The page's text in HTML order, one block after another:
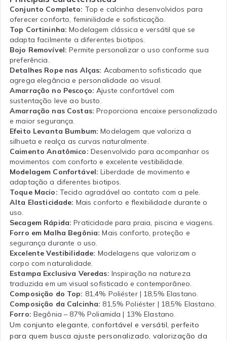
Conjunto Completo: Top e calcinha desenvolvidos para
oferecer conforto, feminilidade e sofisticação.
Top Cortininha: Modelagem clássica e versátil que se
adapta facilmente a diferentes biotipos.
Bojo Removível: Permite personalizar o uso conforme sua
preferência.
Detalhes Rope nas Alças: Acabamento sofisticado que
agrega elegância e personalidade ao visual.
Amarração no Pescoço: Ajuste confortável com
sustentação leve ao busto.
Amarração nas Costas: Proporciona encaixe personalizado
e maior segurança.
Efeito Levanta Bumbum: Modelagem que valoriza a
silhueta e realça as curvas naturalmente.
Caimento Anatômico: Desenvolvido para acompanhar os
movimentos com conforto e excelente vestibilidade.
Modelagem Confortável: Liberdade de movimento e
adaptação a diferentes biotipos.
Toque Macio: Tecido agradável ao contato com a pele.
Alta Elasticidade: Mais conforto e flexibilidade durante o
uso.
Secagem Rápida: Praticidade para praia, piscina e viagens.
Forro em Malha Begônia: Mais conforto, proteção e
segurança durante o uso.
Excelente Vestibilidade: Modelagens que valorizam o
corpo com naturalidade.
Estampa Exclusiva Veredas: Inspiração na natureza
traduzida em um visual sofisticado e contemporâneo.
Composição do Top: 81,4% Poliéster | 18,5% Elastano.
Composição da Calcinha: 81,5% Poliéster | 18,5% Elastano.
Forro: Begônia – 87% Poliamida | 13% Elastano.
Um conjunto elegante, confortável e versátil, perfeito
para quem busca ajuste personalizado, valorização da